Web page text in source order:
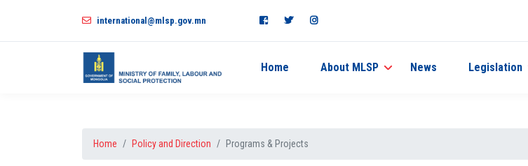
international@mlsp.gov.mn
Home About MLSP News Legislation
Home Policy and Direction Programs & Projects